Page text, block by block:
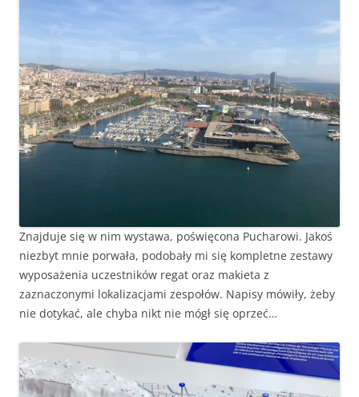
Znajduje się w nim wystawa, poświęcona Pucharowi. Jakoś
niezbyt mnie porwała, podobały mi się kompletne zestawy
wyposażenia uczestników regat oraz makieta z
zaznaczonymi lokalizacjami zespołów. Napisy mówiły, żeby
nie dotykać, ale chyba nikt nie mógł się oprzeć…